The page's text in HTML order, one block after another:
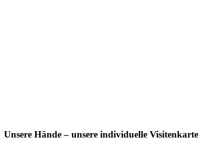
Unsere Hände – unsere individuelle Visitenkarte